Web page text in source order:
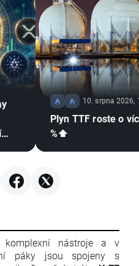
10. srpna 2026,
Plyn TTF roste o
%⬆️
komplexní nástroje a v
páky jsou spojeny s